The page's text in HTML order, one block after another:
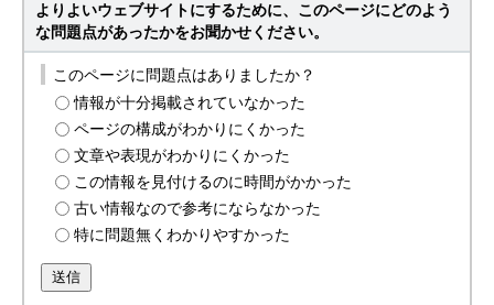
よりよいウェブサイトにするために、このページにどのよう
な問題点があったかをお聞かせください。
このページに問題点はありましたか？
情報が十分掲載されていなかった
ページの構成がわかりにくかった
文章や表現がわかりにくかった
この情報を見付けるのに時間がかかった
古い情報なので参考にならなかった
特に問題無くわかりやすかった
送信